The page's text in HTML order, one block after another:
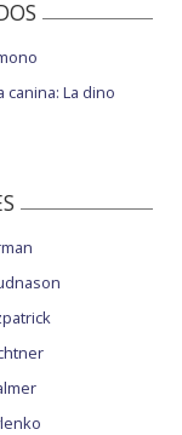
canina: La dino